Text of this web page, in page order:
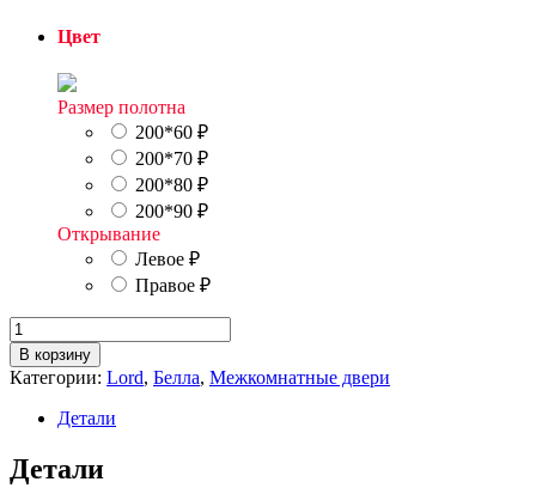
Цвет
Размер полотна
200*60 ₽
200*70 ₽
200*80 ₽
200*90 ₽
Открывание
Левое ₽
Правое ₽
Количество
товара
Белла
18
В корзину
Категории: Lord, Белла, Межкомнатные двери
Детали
Детали